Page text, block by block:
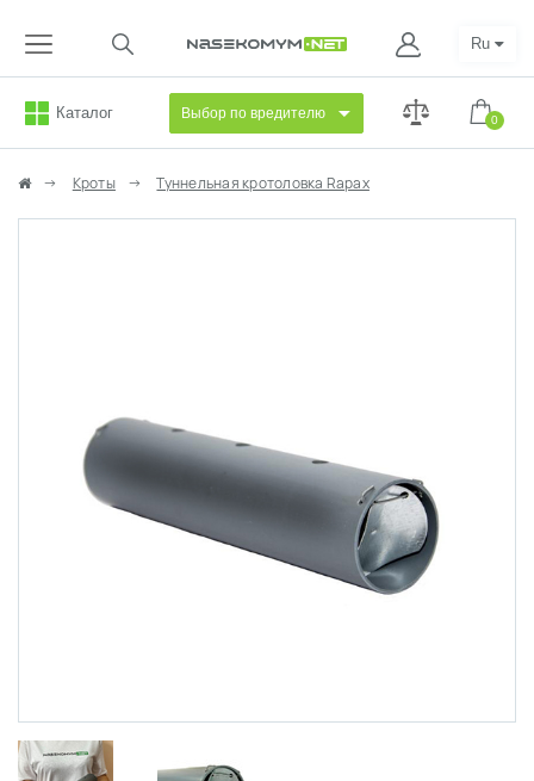
Каталог Выбор по вредителю 0
Ru
Кроты Туннельная кротоловка Rapax